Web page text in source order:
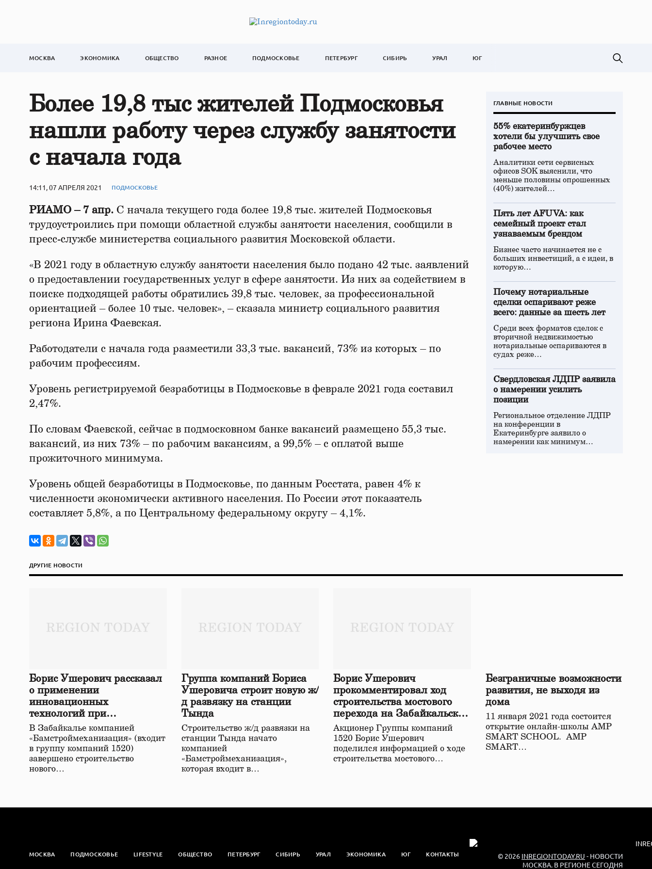
МОСКВА ЭКОНОМИКА ОБЩЕСТВО РАЗНОЕ ПОДМОСКОВЬЕ ПЕТЕРБУРГ СИБИРЬ УРАЛ ЮГ
Более 19,8 тыс жителей Подмосковья
нашли работу через службу занятости
с начала года
14:11, 07 АПРЕЛЯ 2021 ПОДМОСКОВЬЕ
РИАМО – 7 апр. С начала текущего года более 19,8 тыс. жителей Подмосковья
трудоустроились при помощи областной службы занятости населения, сообщили в
пресс-службе министерства социального развития Московской области.
«В 2021 году в областную службу занятости населения было подано 42 тыс. заявлений
о предоставлении государственных услуг в сфере занятости. Из них за содействием в
поиске подходящей работы обратились 39,8 тыс. человек, за профессиональной
ориентацией – более 10 тыс. человек», – сказала министр социального развития
региона Ирина Фаевская.
Работодатели с начала года разместили 33,3 тыс. вакансий, 73% из которых – по
рабочим профессиям.
Уровень регистрируемой безработицы в Подмосковье в феврале 2021 года составил
2,47%.
По словам Фаевской, сейчас в подмосковном банке вакансий размещено 55,3 тыс.
вакансий, из них 73% – по рабочим вакансиям, а 99,5% – с оплатой выше
прожиточного минимума.
Уровень общей безработицы в Подмосковье, по данным Росстата, равен 4% к
численности экономически активного населения. По России этот показатель
составляет 5,8%, а по Центральному федеральному округу – 4,1%.
ГЛАВНЫЕ НОВОСТИ
55% екатеринбуржцев
хотели бы улучшить свое
рабочее место
Аналитики сети сервисных
офисов SOK выяснили, что
меньше половины опрошенных
(40%) жителей…
Пять лет AFUVA: как
семейный проект стал
узнаваемым брендом
Бизнес часто начинается не с
больших инвестиций, а с идеи, в
которую…
Почему нотариальные
сделки оспаривают реже
всего: данные за шесть лет
Среди всех форматов сделок с
вторичной недвижимостью
нотариальные оспариваются в
судах реже…
Свердловская ЛДПР заявила
о намерении усилить
позиции
Региональное отделение ЛДПР
на конференции в
Екатеринбурге заявило о
намерении как минимум…
ДРУГИЕ НОВОСТИ
Борис Ушерович рассказал
о применении
инновационных
технологий при
строительстве нового моста
в Забайкалье
В Забайкалье компанией
«Бамстроймеханизация» (входит
в группу компаний 1520)
завершено строительство
нового…
Группа компаний Бориса
Ушеровича строит новую ж/
д развязку на станции
Тында
Строительство ж/д развязки на
станции Тында начато
компанией
«Бамстроймеханизация»,
которая входит в…
Борис Ушерович
прокомментировал ход
строительства мостового
перехода на Забайкальской
железной дороге
Акционер Группы компаний
1520 Борис Ушерович
поделился информацией о ходе
строительства мостового…
Безграничные возможности
развития, не выходя из
дома
11 января 2021 года состоится
открытие онлайн-школы АМР
SMART SCHOOL. АМР
SMART…
МОСКВА ПОДМОСКОВЬЕ LIFESTYLE ОБЩЕСТВО ПЕТЕРБУРГ СИБИРЬ УРАЛ ЭКОНОМИКА ЮГ КОНТАКТЫ © 2026 INREGIONTODAY.RU - НОВОСТИ
МОСКВА. В РЕГИОНЕ СЕГОДНЯ